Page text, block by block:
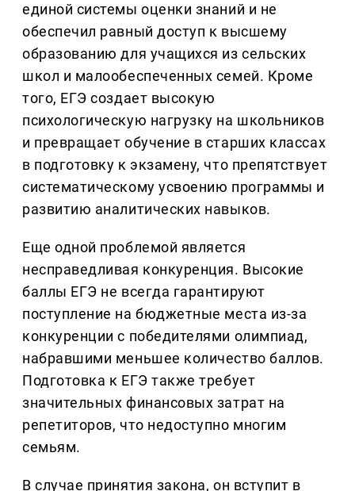
единой системы оценки знаний и не
обеспечил равный доступ к высшему
образованию для учащихся из сельских
школ и малообеспеченных семей. Кроме
того, ЕГЭ создает высокую
психологическую нагрузку на школьников
и превращает обучение в старших классах
в подготовку к экзамену, что препятствует
систематическому усвоению программы и
развитию аналитических навыков.
Еще одной проблемой является
несправедливая конкуренция. Высокие
баллы ЕГЭ не всегда гарантируют
поступление на бюджетные места из-за
конкуренции с победителями олимпиад,
набравшими меньшее количество баллов.
Подготовка к ЕГЭ также требует
значительных финансовых затрат на
репетиторов, что недоступно многим
семьям.
В случае принятия закона, он вступит в